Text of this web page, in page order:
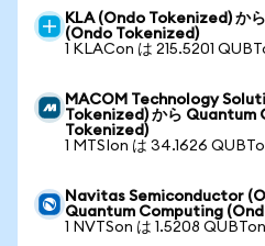
KLA (Ondo Tokenized) か
(Ondo Tokenized)
1 KLACon は 215.5201
MACOM Technology
Tokenized) から Quantum
Tokenized)
1 MTSIon は 34.1626
Navitas Semiconductor
Quantum Computing
1 NVTSon は 1.5208